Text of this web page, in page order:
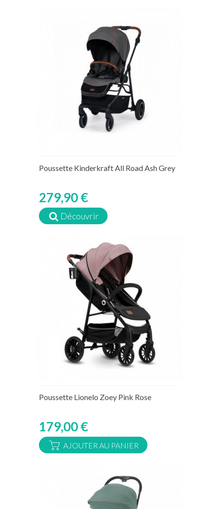
Poussette Kinderkraft All Road Ash Grey
279,90 €
Découvrir
Poussette Lionelo Zoey Pink Rose
179,00 €
AJOUTER AU PANIER